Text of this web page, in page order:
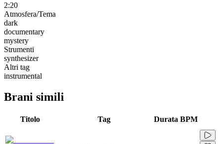
2:20
Atmosfera/Tema
dark
documentary
mystery
Strumenti
synthesizer
Altri tag
instrumental
Brani simili
Titolo Tag Durata BPM